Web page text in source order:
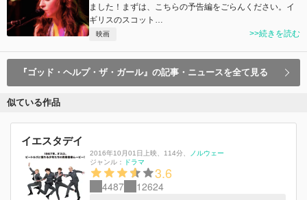
ました！まずは、こちらの予告編をごらんください。イ
ギリスのスコット…
映画 >>続きを読む
『ゴッド・ヘルプ・ザ・ガール』の記事・ニュースを全て見る
似ている作品
イエスタデイ
2016年10月01日上映 114分
ノルウェー
ジャンル：
ドラマ
3.6
4487 12624